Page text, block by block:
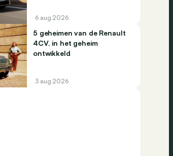
6 aug 2026
5 geheimen van de Renault
4CV, in het geheim
ontwikkeld
3 aug 2026